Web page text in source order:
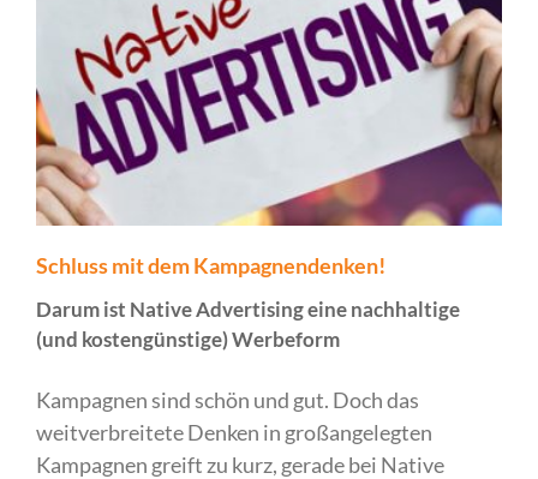
Schluss mit dem Kampagnendenken!
Darum ist Native Advertising eine nachhaltige
(und kostengünstige) Werbeform
Kampagnen sind schön und gut. Doch das
weitverbreitete Denken in großangelegten
Kampagnen greift zu kurz, gerade bei Native